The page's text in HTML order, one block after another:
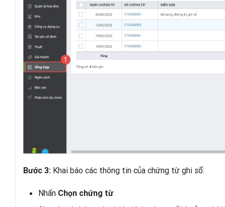
Bước 3: Khai báo các thông tin của chứng từ ghi sổ:
Nhấn Chọn chứng từ